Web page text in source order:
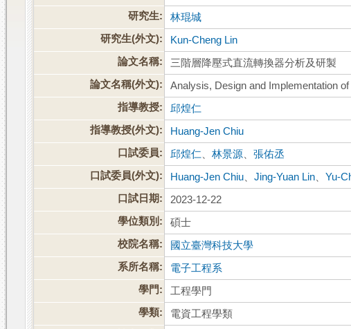
研究生:
林琨城
研究生(外文):
Kun-Cheng Lin
論文名稱:
三階層降壓式直流轉換器分析及研製
論文名稱(外文):
Analysis, Design and Implementation
指導教授:
邱煌仁
指導教授(外文):
Huang-Jen Chiu
口試委員:
邱煌仁 、林景源 、張佑丞
口試委員(外文):
Huang-Jen Chiu 、Jing-Yuan Lin 、Yu-
口試日期:
2023-12-22
學位類別:
碩士
校院名稱:
國立臺灣科技大學
系所名稱:
電子工程系
學門:
工程學門
學類:
電資工程學類